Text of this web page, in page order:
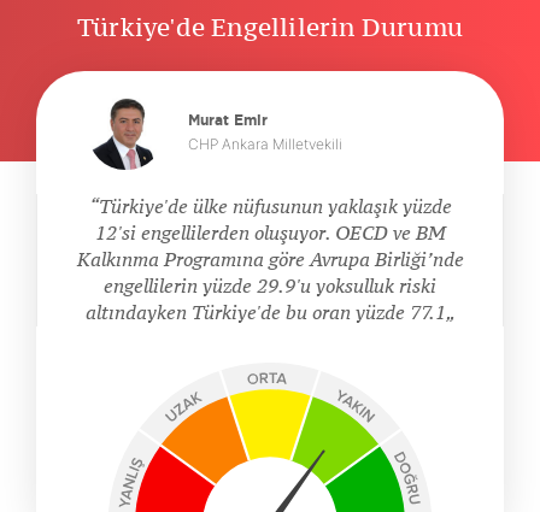
Türkiye'de Engellilerin Durumu
Murat Emir
CHP Ankara Milletvekili
Türkiye'de ülke nüfusunun yaklaşık yüzde
12'si engellilerden oluşuyor. OECD ve BM
Kalkınma Programına göre Avrupa Birliği’nde
engellilerin yüzde 29.9'u yoksulluk riski
altındayken Türkiye'de bu oran yüzde 77.1